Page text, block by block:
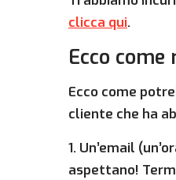
clicca qui.
Ecco
Ecco come
cliente che ha
1. Un’email
aspettano!